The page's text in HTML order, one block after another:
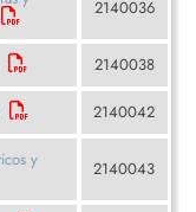
2140036
2140038
2140042
y
2140043